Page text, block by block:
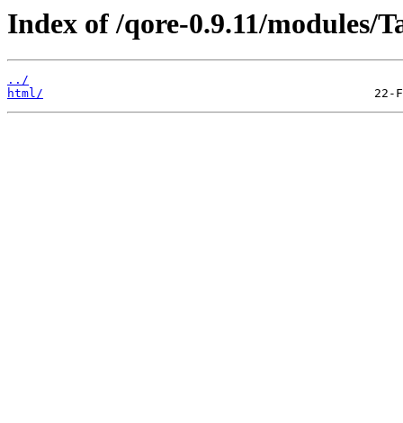
Index of /qore-0.9.11/modules/
../
html/